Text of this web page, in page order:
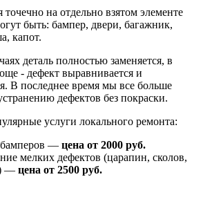
точечно на отдельно взятом элементе
быть: бампер, двери, багажник,
капот.
деталь полностью заменяется, в
- дефект выравнивается и
В последнее время мы все больше
дефектов без покраски.
услуги локального ремонта:
— цена от 2000 руб.
мелких дефектов (царапин, сколов,
— цена от 2500 руб.